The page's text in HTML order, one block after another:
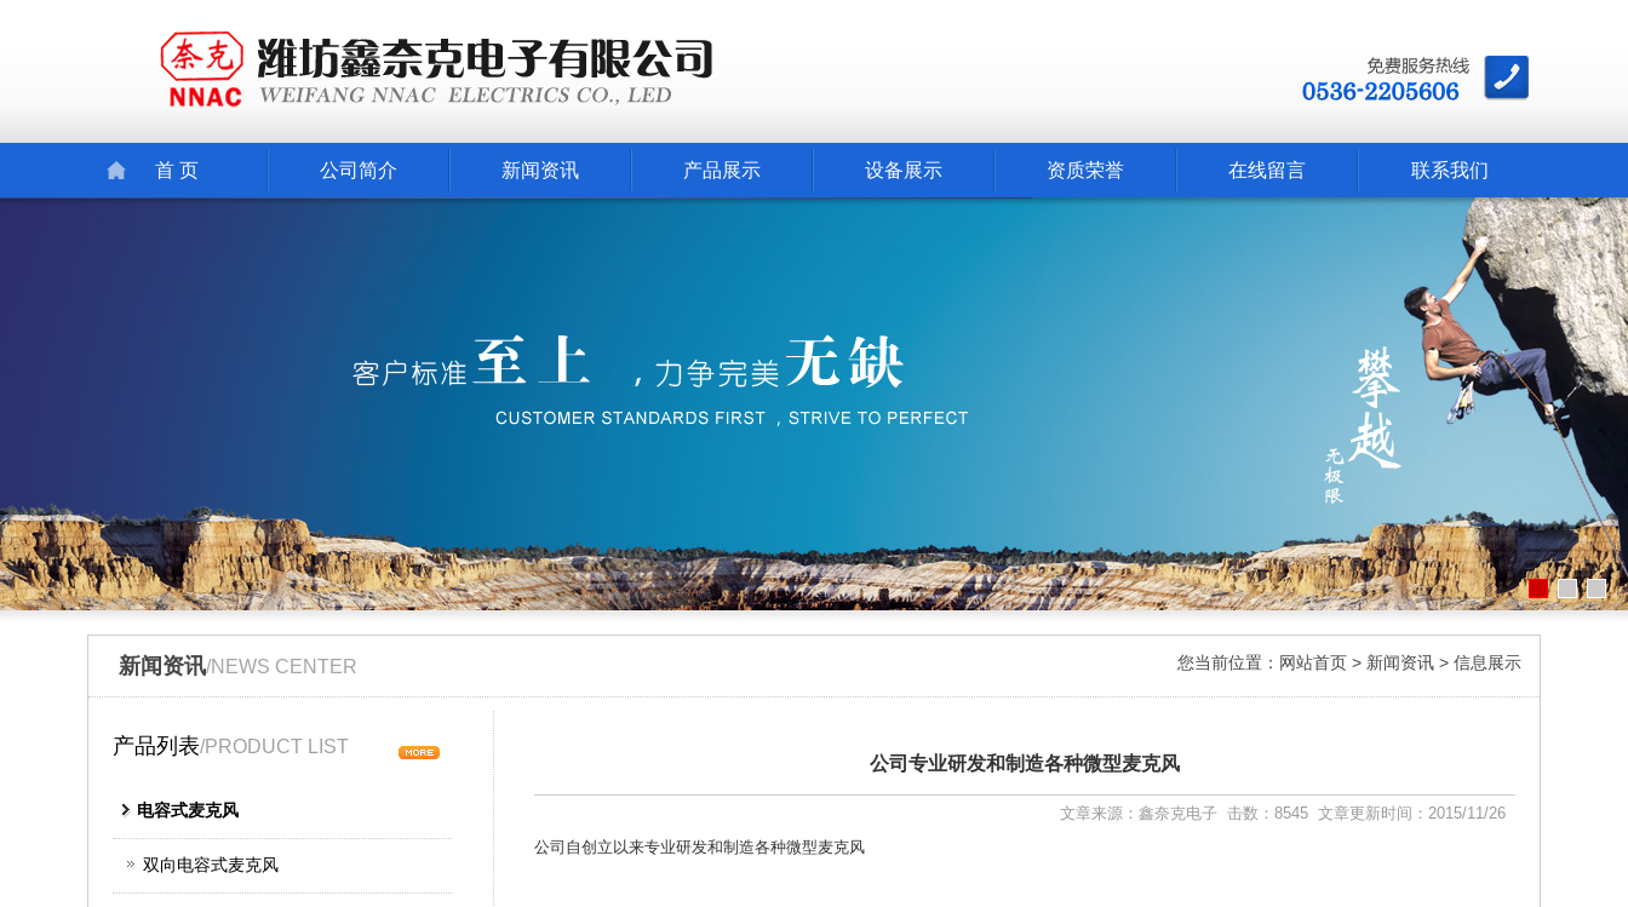
首 页 公司简介 新闻资讯 产品展示 设备展示 资质荣誉 在线留言 联系我们
新闻资讯/NEWS CENTER 您当前位置： 网站首页 > 新闻资讯 > 信息展示
产品列表/PRODUCT LIST
电容式麦克风
双向电容式麦克风
公司专业研发和制造各种微型麦克风
文章来源：鑫奈克电子 击数：8545 文章更新时间：2015/11/26
公司自创立以来专业研发和制造各种微型麦克风